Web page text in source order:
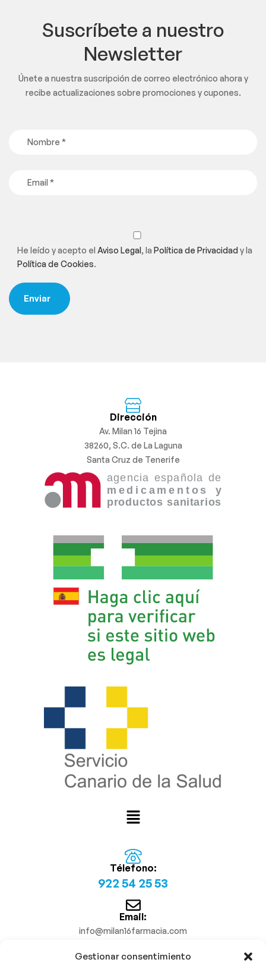
Gestionar consentimiento
Suscríbete a nuestro
Newsletter
Únete a nuestra suscripción de correo electrónico ahora y
recibe actualizaciones sobre promociones y cupones.
He leído y acepto el Aviso Legal, la Política de Privacidady la
Política de Cookies.
Dirección
Av. Milan 16 Tejina
38260, S.C. de La Laguna
Santa Cruz de Tenerife
Télefono:
922 54 25 53
Email:
info@milan16farmacia.com
¡Síguenos!